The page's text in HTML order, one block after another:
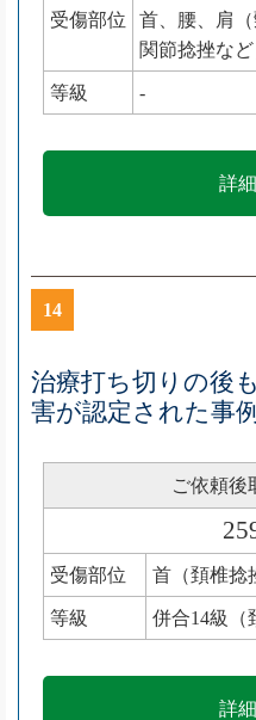
受傷部位
首、腰、肩
関節捻挫など
等級 -
詳
14
治療打ち切りの後
害が認定された事例
ご依頼後
受傷部位 首（頚椎捻
等級 併合14級（
詳